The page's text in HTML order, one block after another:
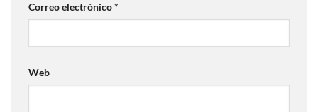
Correo electrónico*
Web